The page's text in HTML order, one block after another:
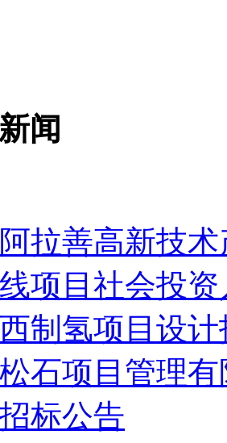
闻
拉善高新技
项目社会投资
制氢项目设计
石项目管理
标公告